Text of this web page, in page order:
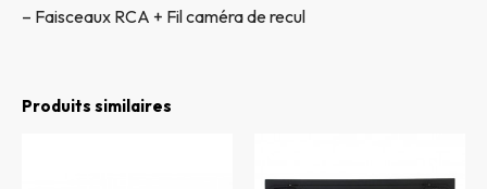
– Faisceaux RCA + Fil caméra de recul
Produits similaires